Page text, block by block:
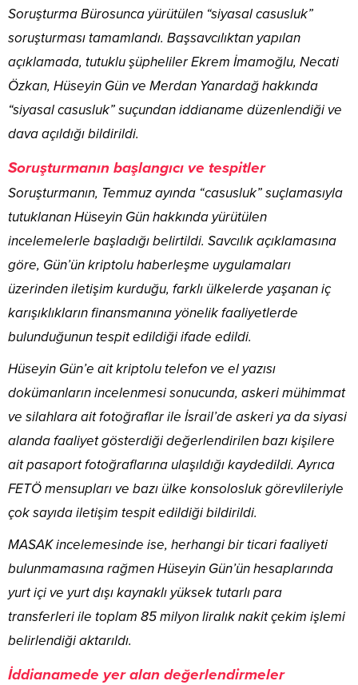
Soruşturma Bürosunca yürütülen “siyasal casusluk”
soruşturması tamamlandı. Başsavcılıktan yapılan
açıklamada, tutuklu şüpheliler Ekrem İmamoğlu, Necati
Özkan, Hüseyin Gün ve Merdan Yanardağ hakkında
“siyasal casusluk” suçundan iddianame düzenlendiği ve
dava açıldığı bildirildi.
Soruşturmanın başlangıcı ve tespitler
Soruşturmanın, Temmuz ayında “casusluk” suçlamasıyla
tutuklanan Hüseyin Gün hakkında yürütülen
incelemelerle başladığı belirtildi. Savcılık açıklamasına
göre, Gün’ün kriptolu haberleşme uygulamaları
üzerinden iletişim kurduğu, farklı ülkelerde yaşanan iç
karışıklıkların finansmanına yönelik faaliyetlerde
bulunduğunun tespit edildiği ifade edildi.
Hüseyin Gün’e ait kriptolu telefon ve el yazısı
dokümanların incelenmesi sonucunda, askeri mühimmat
ve silahlara ait fotoğraflar ile İsrail’de askeri ya da siyasi
alanda faaliyet gösterdiği değerlendirilen bazı kişilere
ait pasaport fotoğraflarına ulaşıldığı kaydedildi. Ayrıca
FETÖ mensupları ve bazı ülke konsolosluk görevlileriyle
çok sayıda iletişim tespit edildiği bildirildi.
MASAK incelemesinde ise, herhangi bir ticari faaliyeti
bulunmamasına rağmen Hüseyin Gün’ün hesaplarında
yurt içi ve yurt dışı kaynaklı yüksek tutarlı para
transferleri ile toplam 85 milyon liralık nakit çekim işlemi
belirlendiği aktarıldı.
İddianamede yer alan değerlendirmeler